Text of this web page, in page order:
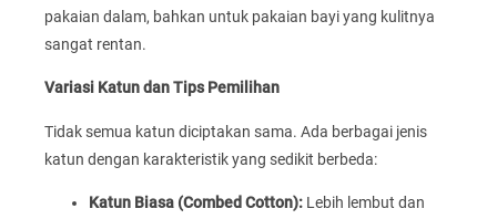
pakaian dalam, bahkan untuk pakaian bayi yang kulitnya
sangat rentan.
Variasi Katun dan Tips Pemilihan
Tidak semua katun diciptakan sama. Ada berbagai jenis
katun dengan karakteristik yang sedikit berbeda:
Katun Biasa (Combed Cotton): Lebih lembut dan